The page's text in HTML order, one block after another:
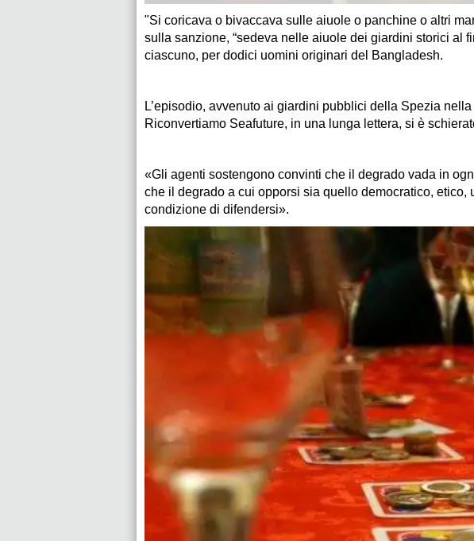
"Si coricava o bivaccava sulle aiuole o panchine o altri
sulla sanzione, “sedeva nelle aiuole dei giardini storici al
ciascuno, per dodici uomini originari del Bangladesh.
L’episodio, avvenuto ai giardini pubblici della Spezia
Riconvertiamo Seafuture, in una lunga lettera, si è
«Gli agenti sostengono convinti che il degrado vada in
che il degrado a cui opporsi sia quello democratico,
condizione di difendersi».